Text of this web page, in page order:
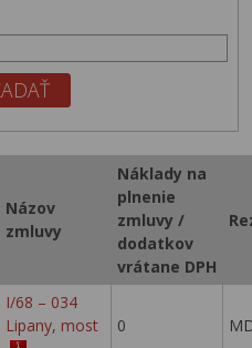
Názov
zmluvy
Náklady na
plnenie
zmluvy /
dodatkov
vrátane DPH
I/68 – 034
Lipany, most
0